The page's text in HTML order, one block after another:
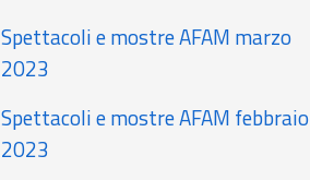
Spettacoli e mostre AFAM marzo
2023
Spettacoli e mostre AFAM febbraio
2023